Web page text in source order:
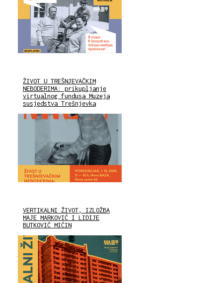
ŽIVOT U TREŠNJEVAČKIM
NEBODERIMA: prikupljanje
virtualnog fundusa Muzeja
susjedstva Trešnjevka
VERTIKALNI ŽIVOT, IZLOŽBA
MAJE MARKOVIĆ I LIDIJE
BUTKOVIĆ MIĆIN